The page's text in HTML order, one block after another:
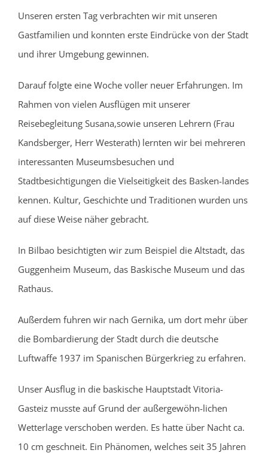
Unseren ersten Tag verbrachten wir mit unseren
Gastfamilien und konnten erste Eindrücke von der Stadt
und ihrer Umgebung gewinnen.
Darauf folgte eine Woche voller neuer Erfahrungen. Im
Rahmen von vielen Ausflügen mit unserer
Reisebegleitung Susana,sowie unseren Lehrern (Frau
Kandsberger, Herr Westerath) lernten wir bei mehreren
interessanten Museumsbesuchen und
Stadtbesichtigungen die Vielseitigkeit des Basken-landes
kennen. Kultur, Geschichte und Traditionen wurden uns
auf diese Weise näher gebracht.
In Bilbao besichtigten wir zum Beispiel die Altstadt, das
Guggenheim Museum, das Baskische Museum und das
Rathaus.
Außerdem fuhren wir nach Gernika, um dort mehr über
die Bombardierung der Stadt durch die deutsche
Luftwaffe 1937 im Spanischen Bürgerkrieg zu erfahren.
Unser Ausflug in die baskische Hauptstadt Vitoria-
Gasteiz musste auf Grund der außergewöhn-lichen
Wetterlage verschoben werden. Es hatte über Nacht ca.
10 cm geschneit. Ein Phänomen, welches seit 35 Jahren